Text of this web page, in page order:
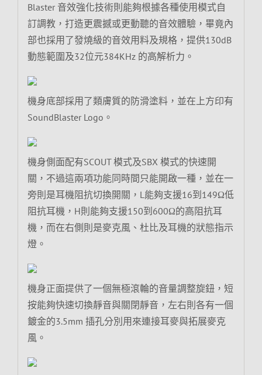
Blaster 音效強化技術則能夠根據各種使用模式自
訂調教，打造更震撼或更動聽的音效體驗，畢竟內
部也採用了發燒級的音效用料及規格，提供130dB
動態範圍及32位元384KHz 的高解析力。
機身底部採用了類膚質的防滑塗料，並在上方印有
SoundBlaster Logo。
機身側面配有SCOUT 模式及SBX 模式的快速開
關，不過這兩項功能同時間只能開啟一種，並在一
旁則是耳機阻抗切換開關，L能夠支援16到149Ω低
阻抗耳機，H則能夠支援150到600Ω的高阻抗耳
機，而在右側則是麥克風、杜比及耳機的狀態指示
燈。
機身正面提供了一個無極滾輪的音量調整旋鈕，短
按能夠快速切換靜音與關閉靜音，左右則各有一個
鍍金的3.5mm 插孔分別用來連接耳麥與拓展麥克
風。